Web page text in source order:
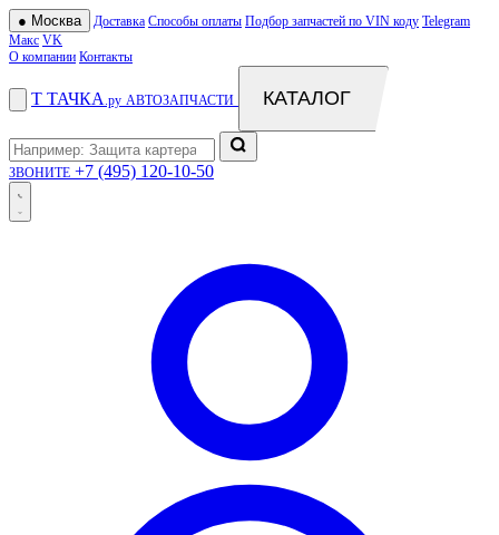
● Москва Доставка Способы оплаты Подбор запчастей по VIN коду Telegram
Макс VK
О компании Контакты
Т ТАЧКА .ру АВТОЗАПЧАСТИ КАТАЛОГ
ЗВОНИТЕ +7 (495) 120-10-50